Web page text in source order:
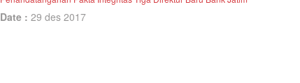
Date : 29 des 2017